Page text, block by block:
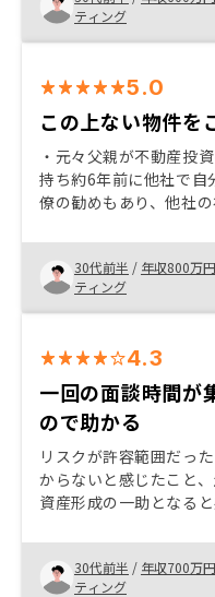
ティング
5.0
この上ない物件を
・元々父親が不動産投
持ち約6年前に他社で自
僚の勧めもあり、他社
る情報も収集すること
思いRENOSYにもコン
案いただいた物件を保
がると感じたため、購入を決めた。 各
携
30代前半 / 年収800万
ティング
4.3
一回の面談時間が
ので助かる
リスクが許容範囲だっ
からないと感じたこと
資産形成の一助となる
が大きな要因です。
雰囲気だと感じたので
じました。
30代前半 / 年収700万
ティング